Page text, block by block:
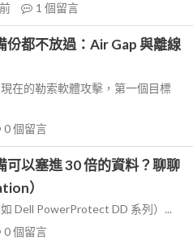
1 個留言
份都不放過：Air Gap 與離線
在的勒索軟體攻擊，第一個目標
0個留言
以塞進 30 倍的資料？聊聊
）
Dell PowerProtect DD 系列）...
0個留言